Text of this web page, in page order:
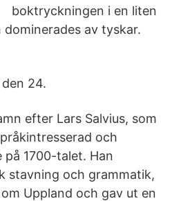
boktryckningen i en liten
av tyskar.
24.
efter Lars Salvius, som
och
1700-talet. Han
stavning och grammatik,
Uppland och gav ut en